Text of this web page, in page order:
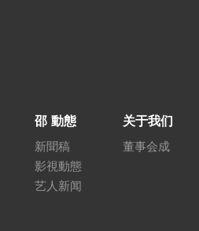
邵 動態
新聞稿
影視動態
艺人新闻
关于我们
董事会成